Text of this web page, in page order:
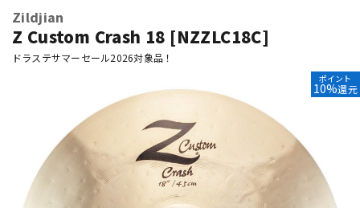
ベース
ドラム パーカッション
Zildjian
Z Custom Crash 18 [NZZLC18C]
ドラステサマーセール2026対象品！
ポイント
10%還元